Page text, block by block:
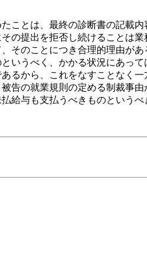
とは、最終の診断書の記載内
の提出を拒否し続けることは
そのことにつき合理的理由があ
いうべく、かかる状況にあっ
るから、これをなすことなく
告の就業規則の定める制裁事由
給与も支払うべきものという